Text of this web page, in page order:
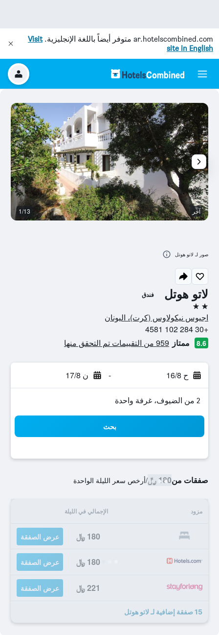
ar.hotelscombined.com متوفر أيضاً باللغة الإنجليزية.Visit
site in English
لاتو هوتل فندق
2 نجمتين
اجيوس نيكولاوس (كرت)، اليونان
+30 284 102 4581
8.6 ممتاز 959 من التقييمات تم التحقق منها
ح 16/8 - ن 17/8
2 من الضيوف، غرفة واحدة
بحث
صفقات من180 ﷼ /أرخص سعر الليلة الواحدة
مزود الإجمالي في الليلة
180 ﷼ عرض الصفقة
180 ﷼ عرض الصفقة
221 ﷼ عرض الصفقة
15 صفقة إضافية لـ لاتو هوتل
آخر 1/13
صور لـ لاتو هوتل